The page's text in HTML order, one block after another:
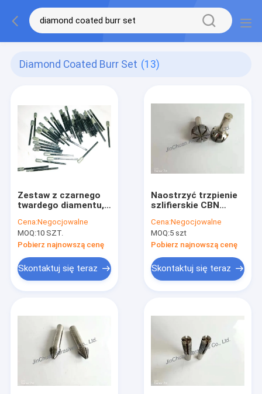
Diamond Coated Burr Set (13)
Zestaw z czarnego
twardego diamentu,
szlifierska
diamentowa
Cena:Negocjowalne
MOQ:10 SZT.
Pobierz najnowszą cenę
Skontaktuj się teraz
Naostrzyć trzpienie
szlifierskie CBN
do szlifowania dla
przemysłu
maszynowego
Cena:Negocjowalne
MOQ:5 szt
Pobierz najnowszą cenę
Skontaktuj się teraz